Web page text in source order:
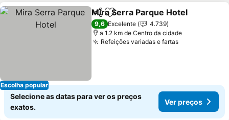
Escolha popular
PartilharAdicionar aos favoritos
Mira Serra Parque Hotel
9,6 Excelente
4.739
a 1.2 km de Centro da cidade
Refeições variadas e fartasVer preços
Selecione as datas para ver os preços
exatos.
Ver preços